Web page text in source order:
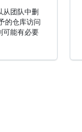
从团队中删
的仓库访问
可能有必要